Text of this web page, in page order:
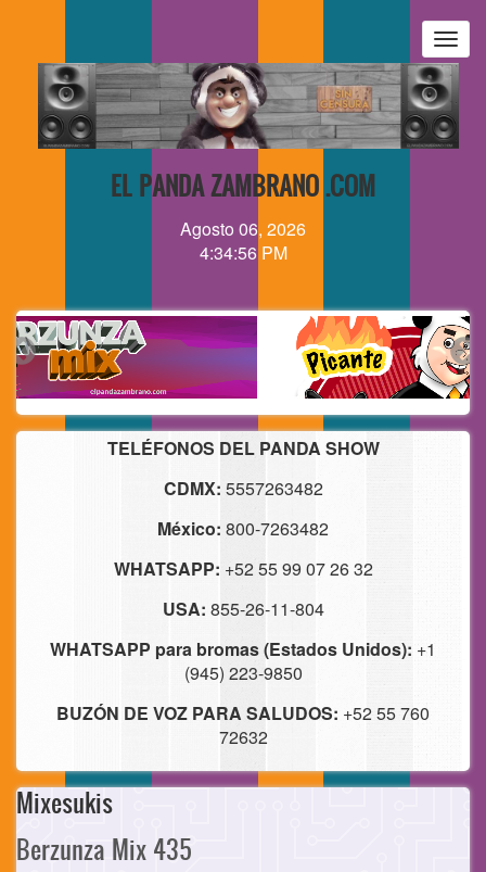
contenido
principal
EL PANDA ZAMBRANO .COM
Agosto 06, 2026
4:34:57 PM
TELÉFONOS DEL PANDA SHOW
CDMX: 5557263482
México: 800-7263482
WHATSAPP: +52 55 99 07 26 32
USA: 855-26-11-804
WHATSAPP para bromas (Estados Unidos): +1
(945) 223-9850
BUZÓN DE VOZ PARA SALUDOS: +52 55 760
72632
Mixesukis
Berzunza Mix 435